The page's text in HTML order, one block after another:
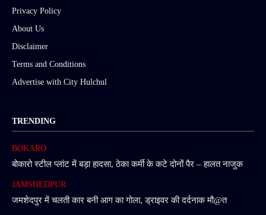
Privacy Policy
About Us
Disclaimer
Terms and Conditions
Advertise with City Hulchul
TRENDING
BOKARO
बोकारो स्टील प्लांट में बड़ा हादसा, ठेका कर्मी के कटे दोनों पैर – हालत नाजुक
JAMSHEDPUR
जमशेदपुर में चलती कार बनी आग का गोला, ड्राइवर की दर्दनाक मौ@त